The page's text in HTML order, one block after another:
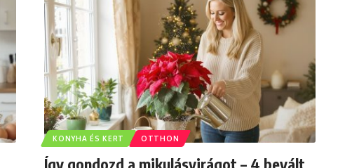
KONYHA ÉS KERT OTTHON
Így gondozd a mikulásvirágot – 4 bevált